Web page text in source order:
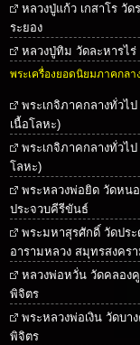
หลวงปู่แก้ว เกสาโร วัด
ระยอง
หลวงปู่ทิม วัดละหารไร่
พระเครื่องยอดนิยมภาคกลาง
พระเกจิภาคกลางทั่วไป
เนื้อโลหะ)
พระเกจิภาคกลางทั่วไป
โลหะ)
พระหลวงพ่อยิด วัดหน
ประจวบคีรีขันธ์
พระมหาสุรศักดิ์ วัดประ
อารามหลวง สมุทรสงคร
หลวงพ่อหวั่น วัดคลอง
พิจิตร
พระหลวงพ่อเงิน วัดบา
พิจิตร